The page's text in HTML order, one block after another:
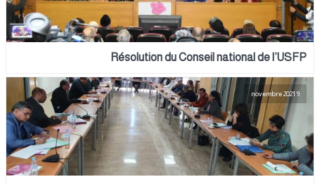
Résolution du Conseil national de l’USFP